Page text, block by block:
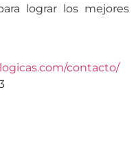
lograr los mejores
contacto/